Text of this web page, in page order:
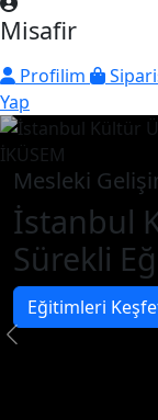
Misafir
Profilim
Yap
Mesleki
İstanbul
Sürekli
Eğitimleri